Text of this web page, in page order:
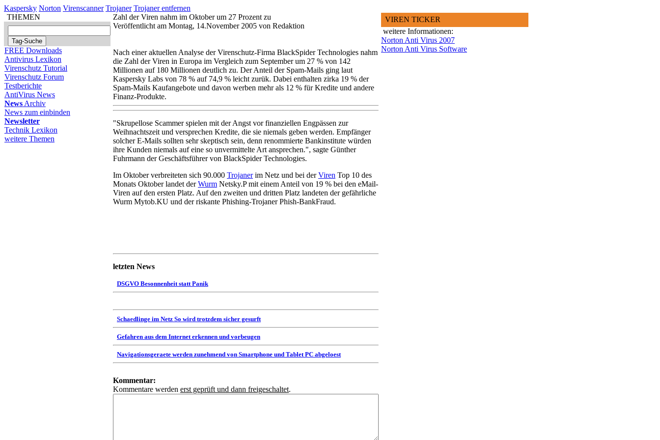
Kaspersky Norton Virenscanner Trojaner Trojaner entfernen
THEMEN
FREE Downloads
Antivirus Lexikon
Virenschutz Tutorial
Virenschutz Forum
Testberichte
AntiVirus News
News Archiv
News zum einbinden
Newsletter
Technik Lexikon
weitere Themen
Zahl der Viren nahm im Oktober um 27 Prozent zu
Veröffentlicht am Montag, 14.November 2005 von Redaktion
Nach einer aktuellen Analyse der Virenschutz-Firma BlackSpider Technologies nahm
die Zahl der Viren in Europa im Vergleich zum September um 27 % von 142
Millionen auf 180 Millionen deutlich zu. Der Anteil der Spam-Mails ging laut
Kaspersky Labs von 78 % auf 74,9 % leicht zurük. Dabei enthalten zirka 19 % der
Spam-Mails Kaufangebote und davon werben mehr als 12 % für Kredite und andere
Finanz-Produkte.
"Skrupellose Scammer spielen mit der Angst vor finanziellen Engpässen zur
Weihnachtszeit und versprechen Kredite, die sie niemals geben werden. Empfänger
solcher E-Mails sollten sehr skeptisch sein, denn renommierte Bankinstitute würden
ihre Kunden niemals auf eine so unvermittelte Art ansprechen.", sagte Günther
Fuhrmann der Geschäftsführer von BlackSpider Technologies.
Im Oktober verbreiteten sich 90.000 Trojanerim Netz und bei derViren Top 10 des
Monats Oktober landet derWurm Netsky.P mit einem Anteil von 19 % bei den eMail-
Viren auf den ersten Platz. Auf den zweiten und dritten Platz landeten der gefährliche
Wurm Mytob.KU und der riskante Phishing-Trojaner Phish-BankFraud.
letzten News
DSGVO Besonnenheit statt Panik
Schaedlinge im Netz So wird trotzdem sicher gesurft
Gefahren aus dem Internet erkennen und vorbeugen
Navigationsgeraete werden zunehmend von Smartphone und Tablet PC abgeloest
Kommentar:
Kommentare werden erst geprüft und dann freigeschaltet.
VIREN TICKER
weitere Informationen:
Norton Anti Virus 2007
Norton Anti Virus Software